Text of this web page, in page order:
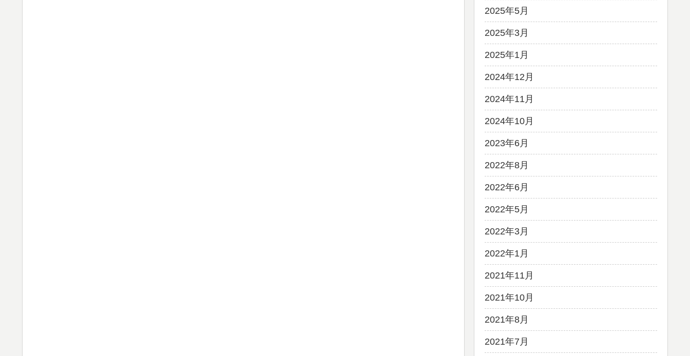
2025年5月
2025年3月
2025年1月
2024年12月
2024年11月
2024年10月
2023年6月
2022年8月
2022年6月
2022年5月
2022年3月
2022年1月
2021年11月
2021年10月
2021年8月
2021年7月